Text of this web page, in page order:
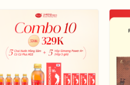
Bảo quản sản phẩm nơi khô ráo,
Sản phẩm này không phải là